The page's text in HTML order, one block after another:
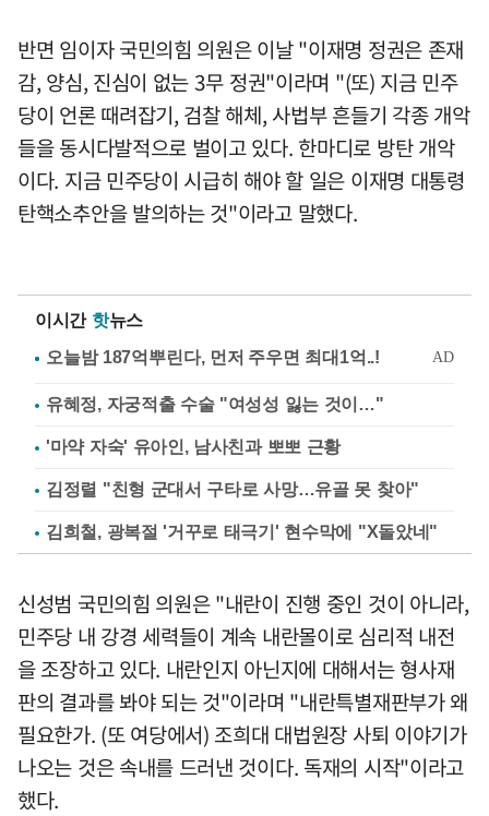
반면 임이자 국민의힘 의원은 이날 "이재명 정권은 존재
감, 양심, 진심이 없는 3무 정권"이라며 "(또) 지금 민주
당이 언론 때려잡기, 검찰 해체, 사법부 흔들기 각종 개악
들을 동시다발적으로 벌이고 있다. 한마디로 방탄 개악
이다. 지금 민주당이 시급히 해야 할 일은 이재명 대통령
탄핵소추안을 발의하는 것"이라고 말했다.
이시간 핫뉴스
유혜정, 자궁적출 수술 "여성성 잃는 것이…"
'마약 자숙' 유아인, 남사친과 뽀뽀 근황
김정렬 "친형 군대서 구타로 사망…유골 못 찾아"
김희철, 광복절 '거꾸로 태극기' 현수막에 "X돌았네"
신성범 국민의힘 의원은 "내란이 진행 중인 것이 아니라,
민주당 내 강경 세력들이 계속 내란몰이로 심리적 내전
을 조장하고 있다. 내란인지 아닌지에 대해서는 형사재
판의 결과를 봐야 되는 것"이라며 "내란특별재판부가 왜
필요한가. (또 여당에서) 조희대 대법원장 사퇴 이야기가
나오는 것은 속내를 드러낸 것이다. 독재의 시작"이라고
했다.